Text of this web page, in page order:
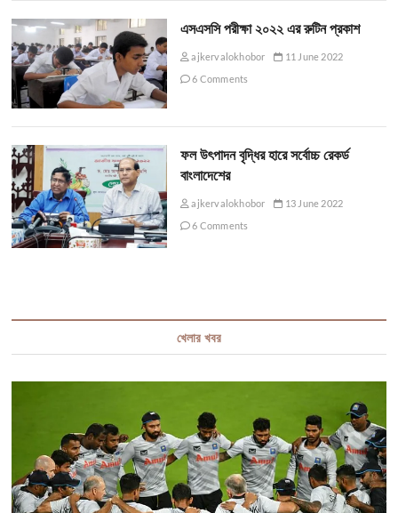
এসএসসি পরীক্ষা ২০২২ এর রুটিন প্রকাশ
ajkervalokhobor
11 June 2022
6 Comments
ফল উৎপাদন বৃদ্ধির হারে সর্বোচ্চ রেকর্ড
বাংলাদেশের
ajkervalokhobor
13 June 2022
6 Comments
খেলার খবর